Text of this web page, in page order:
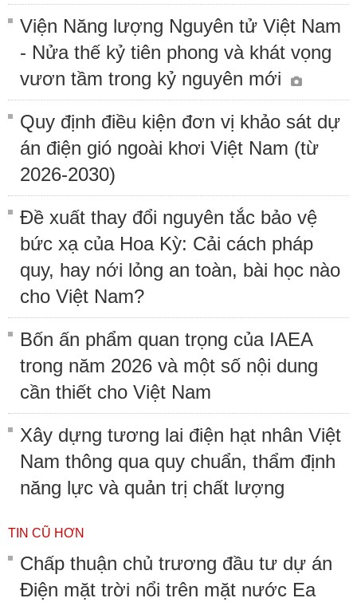
Viện Năng lượng Nguyên tử Việt Nam
- Nửa thế kỷ tiên phong và khát vọng
vươn tầm trong kỷ nguyên mới
Quy định điều kiện đơn vị khảo sát dự
án điện gió ngoài khơi Việt Nam (từ
2026-2030)
Đề xuất thay đổi nguyên tắc bảo vệ
bức xạ của Hoa Kỳ: Cải cách pháp
quy, hay nới lỏng an toàn, bài học nào
cho Việt Nam?
Bốn ấn phẩm quan trọng của IAEA
trong năm 2026 và một số nội dung
cần thiết cho Việt Nam
Xây dựng tương lai điện hạt nhân Việt
Nam thông qua quy chuẩn, thẩm định
năng lực và quản trị chất lượng
TIN CŨ HƠN
Chấp thuận chủ trương đầu tư dự án
Điện mặt trời nổi trên mặt nước Ea